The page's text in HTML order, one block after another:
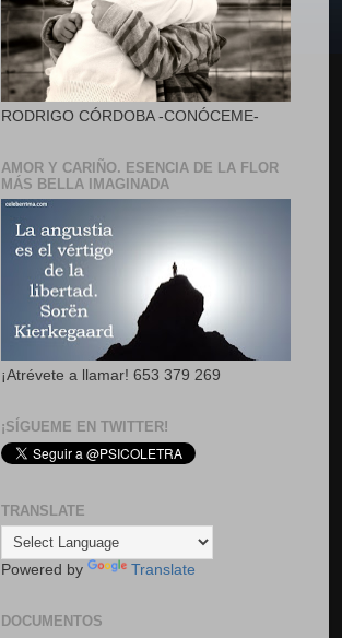
RODRIGO CÓRDOBA -CONÓCEME-
AMOR Y CARIÑO. ESENCIA DE LA FLOR
MÁS BELLA IMAGINADA
¡Atrévete a llamar! 653 379 269
¡SÍGUEME EN TWITTER!
TRANSLATE
Powered by Translate
DOCUMENTOS